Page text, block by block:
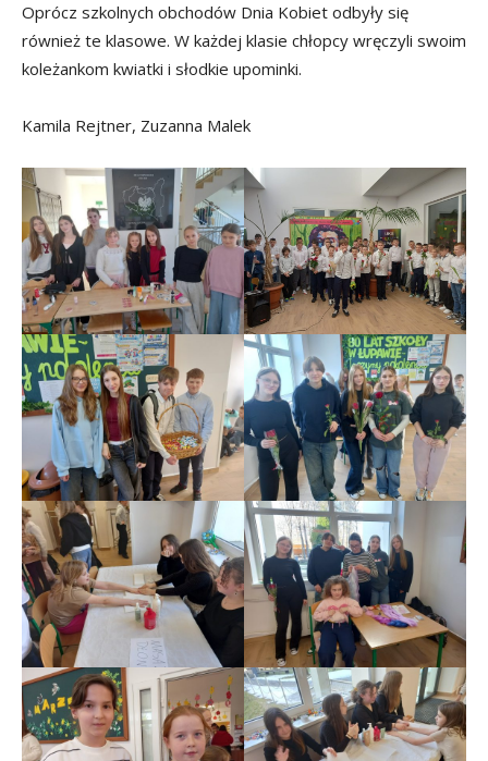
Oprócz szkolnych obchodów Dnia Kobiet odbyły się
również te klasowe. W każdej klasie chłopcy wręczyli swoim
koleżankom kwiatki i słodkie upominki.
Kamila Rejtner, Zuzanna Malek